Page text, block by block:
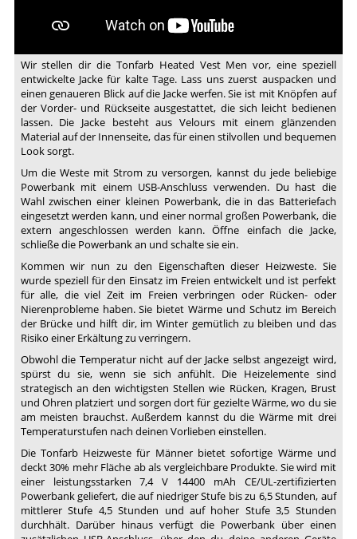
Wir stellen dir die Tonfarb Heated Vest Men vor, eine speziell
entwickelte Jacke für kalte Tage. Lass uns zuerst auspacken und
einen genaueren Blick auf die Jacke werfen. Sie ist mit Knöpfen auf
der Vorder- und Rückseite ausgestattet, die sich leicht bedienen
lassen. Die Jacke besteht aus Velours mit einem glänzenden
Material auf der Innenseite, das für einen stilvollen und bequemen
Look sorgt.
Um die Weste mit Strom zu versorgen, kannst du jede beliebige
Powerbank mit einem USB-Anschluss verwenden. Du hast die
Wahl zwischen einer kleinen Powerbank, die in das Batteriefach
eingesetzt werden kann, und einer normal großen Powerbank, die
extern angeschlossen werden kann. Öffne einfach die Jacke,
schließe die Powerbank an und schalte sie ein.
Kommen wir nun zu den Eigenschaften dieser Heizweste. Sie
wurde speziell für den Einsatz im Freien entwickelt und ist perfekt
für alle, die viel Zeit im Freien verbringen oder Rücken- oder
Nierenprobleme haben. Sie bietet Wärme und Schutz im Bereich
der Brücke und hilft dir, im Winter gemütlich zu bleiben und das
Risiko einer Erkältung zu verringern.
Obwohl die Temperatur nicht auf der Jacke selbst angezeigt wird,
spürst du sie, wenn sie sich anfühlt. Die Heizelemente sind
strategisch an den wichtigsten Stellen wie Rücken, Kragen, Brust
und Ohren platziert und sorgen dort für gezielte Wärme, wo du sie
am meisten brauchst. Außerdem kannst du die Wärme mit drei
Temperaturstufen nach deinen Vorlieben einstellen.
Die Tonfarb Heizweste für Männer bietet sofortige Wärme und
deckt 30% mehr Fläche ab als vergleichbare Produkte. Sie wird mit
einer leistungsstarken 7,4 V 14400 mAh CE/UL-zertifizierten
Powerbank geliefert, die auf niedriger Stufe bis zu 6,5 Stunden, auf
mittlerer Stufe 4,5 Stunden und auf hoher Stufe 3,5 Stunden
durchhält. Darüber hinaus verfügt die Powerbank über einen